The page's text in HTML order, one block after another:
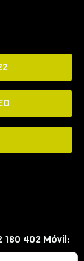
180 402 Móvil: